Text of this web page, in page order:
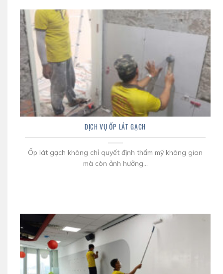
DỊCH VỤ ỐP LÁT GẠCH
Ốp lát gạch không chỉ quyết định thẩm mỹ không gian
mà còn ảnh hưởng...